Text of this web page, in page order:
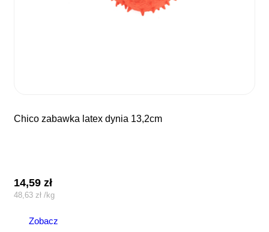
chico zabawka latex dynia 13,2cm
14,59zł
48,63zł /kg
Zobacz